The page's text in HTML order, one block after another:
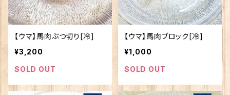
【ウマ】馬肉ぶつ切り[冷]
¥3,200
SOLD OUT
【ウマ】馬肉ブロック[冷]
¥1,000
SOLD OUT